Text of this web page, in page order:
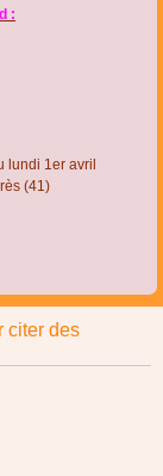
:
lundi 1er avril
(41)
citer des